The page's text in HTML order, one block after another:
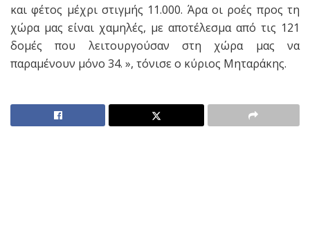
και φέτος μέχρι στιγμής 11.000. Άρα οι ροές προς τη
χώρα μας είναι χαμηλές, με αποτέλεσμα από τις 121
δομές που λειτουργούσαν στη χώρα μας να
παραμένουν μόνο 34. », τόνισε ο κύριος Μηταράκης.